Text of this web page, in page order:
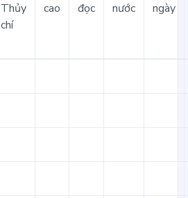
Thủy
chí
cao
đọc
nước
ngày